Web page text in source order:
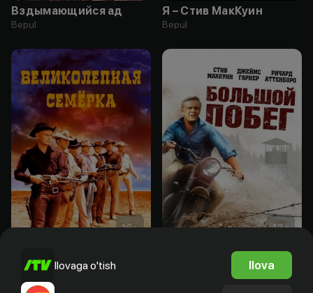
Вздымающийся ад
Bepul
Я – Стив МакКуин
Bepul
16+
Великолепная семерка
Bepul
12+
Большой побег
Ilovaga o'tish Ilova